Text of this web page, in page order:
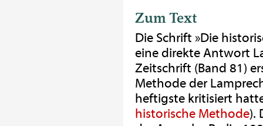
Zum Text
Die Schrift »Die
eine direkte Antwort
Zeitschrift (Band 81)
Methode der
heftigste kritisiert
historische Methode).